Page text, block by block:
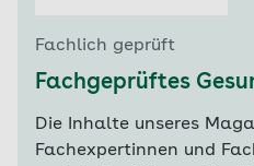
Fachlich geprüft
Fachgeprüftes
Die Inhalte unseres
Fachexpertinnen und